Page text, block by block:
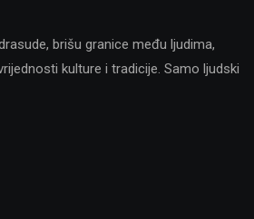
brišu granice među ljudima,
kulture i tradicije. Samo ljudski